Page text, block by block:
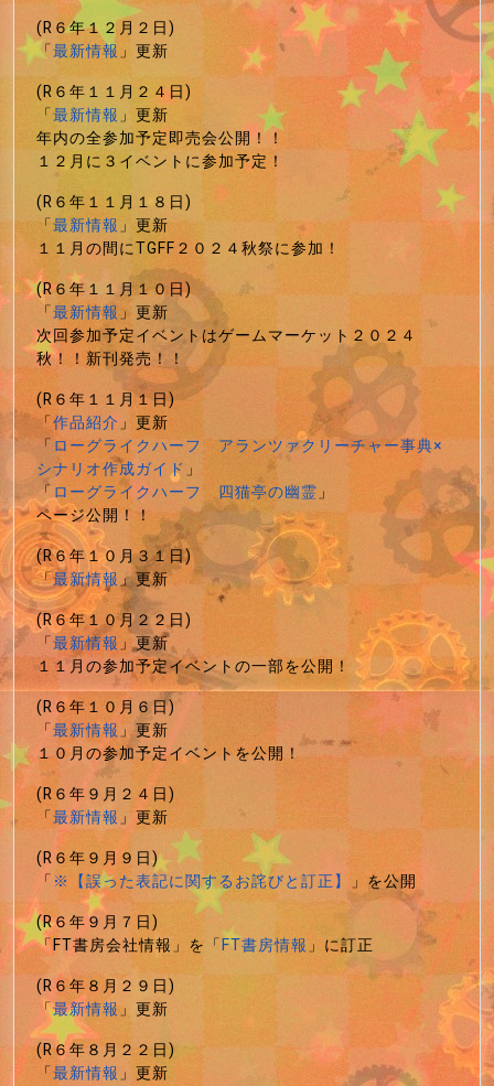
(R６年１２月２日)
「最新情報」更新
(R６年１１月２４日)
「最新情報」更新
年内の全参加予定即売会公開！！
１２月に３イベントに参加予定！
(R６年１１月１８日)
「最新情報」更新
１１月の間にTGFF２０２４秋祭に参加！
(R６年１１月１０日)
「最新情報」更新
次回参加予定イベントはゲームマーケット２０２４
秋！！新刊発売！！
(R６年１１月１日)
「作品紹介」更新
「ローグライクハーフ アランツァクリーチャー事典×
シナリオ作成ガイド」
「ローグライクハーフ 四猫亭の幽霊」
ページ公開！！
(R６年１０月３１日)
「最新情報」更新
(R６年１０月２２日)
「最新情報」更新
１１月の参加予定イベントの一部を公開！
(R６年１０月６日)
「最新情報」更新
１０月の参加予定イベントを公開！
(R６年９月２４日)
「最新情報」更新
(R６年９月９日)
「※【誤った表記に関するお詫びと訂正】 」を公開
(R６年９月７日)
「FT書房会社情報」を「FT書房情報」に訂正
(R６年８月２９日)
「最新情報」更新
(R６年８月２２日)
「最新情報」更新